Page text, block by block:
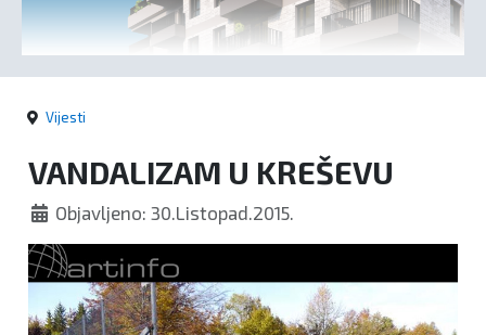
Politika
Vijesti
VANDALIZAM U KREŠEVU
Objavljeno: 30.Listopad.2015.